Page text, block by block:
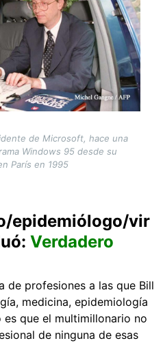
de Microsoft, hace una
Windows 95 desde su
París en 1995
epidemiólogo/vir
Verdadero
de profesiones a las que Bill
medicina, epidemiología
que el multimillonario no
de ninguna de esas